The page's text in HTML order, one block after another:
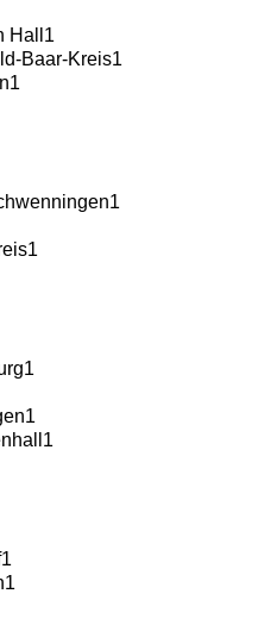
1
Baar-Kreis1
1
1
1
1
1
1
1
1